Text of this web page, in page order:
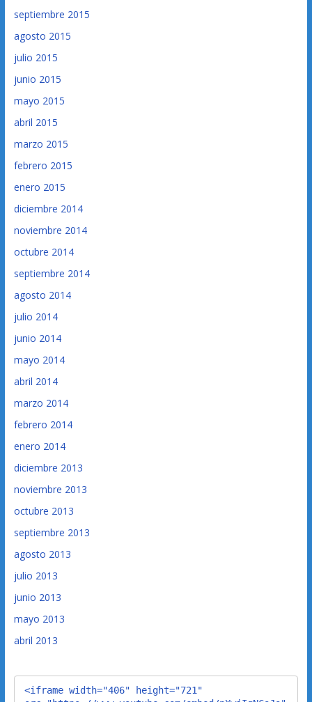
septiembre 2015
agosto 2015
julio 2015
junio 2015
mayo 2015
abril 2015
marzo 2015
febrero 2015
enero 2015
diciembre 2014
noviembre 2014
octubre 2014
septiembre 2014
agosto 2014
julio 2014
junio 2014
mayo 2014
abril 2014
marzo 2014
febrero 2014
enero 2014
diciembre 2013
noviembre 2013
octubre 2013
septiembre 2013
agosto 2013
julio 2013
junio 2013
mayo 2013
abril 2013
<iframe width="406" height="721"